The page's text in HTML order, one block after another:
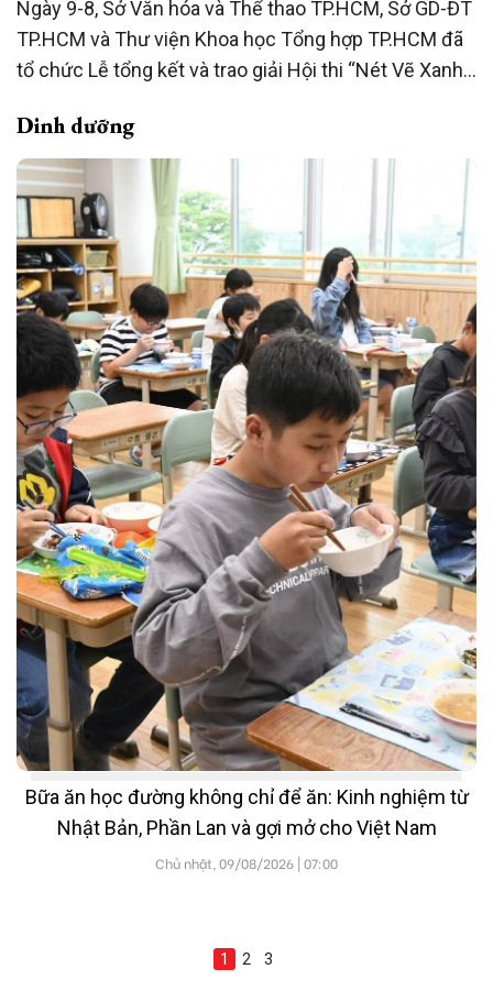
Ngày 9-8, Sở Văn hóa và Thể thao TP.HCM, Sở GD-ĐT
TP.HCM và Thư viện Khoa học Tổng hợp TP.HCM đã
tổ chức Lễ tổng kết và trao giải Hội thi “Nét Vẽ Xanh”
Dinh dưỡng
Bữa ăn học đường không chỉ để ăn: Kinh nghiệm từ
Nhật Bản, Phần Lan và gợi mở cho Việt Nam
Chủ nhật, 09/08/2026 | 07:00
1 2 3